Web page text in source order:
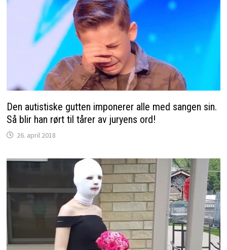
Den autistiske gutten imponerer alle med sangen sin.
Så blir han rørt til tårer av juryens ord!
26. april 2018